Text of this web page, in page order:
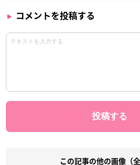
コメントを投稿する
この記事の他の画像（全